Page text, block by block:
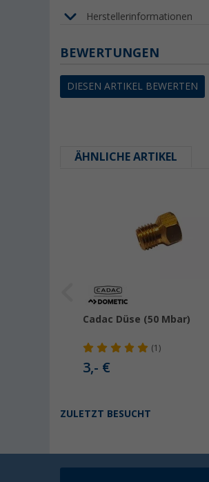
Herstellerinformationen
BEWERTUNGEN
DIESEN ARTIKEL BEWERTEN
ÄHNLICHE ARTIKEL
Cadac Düse (50 Mbar)
(1)
3,- €
ZULETZT BESUCHT